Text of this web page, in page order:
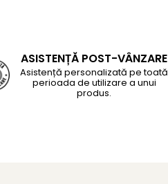
ASISTENȚĂ POST-VÂNZARE
Asistență personalizată pe toată
perioada de utilizare a unui
produs.